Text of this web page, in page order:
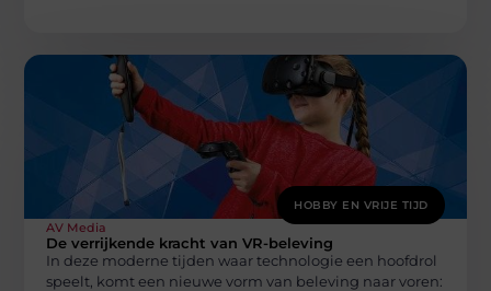
HOBBY EN VRIJE TIJD
AV Media
De verrijkende kracht van VR-beleving
In deze moderne tijden waar technologie een hoofdrol
speelt, komt een nieuwe vorm van beleving naar voren: